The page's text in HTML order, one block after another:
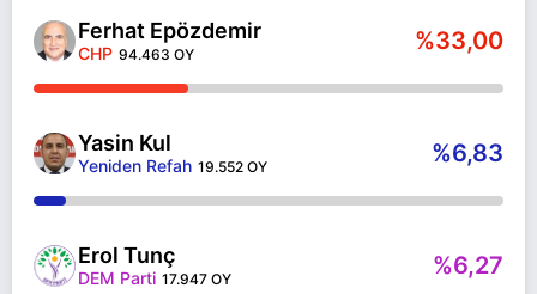
Ferhat Epözdemir
CHP 94.463 OY %33,00
Yasin Kul
Yeniden Refah 19.552 OY %6,83
Erol Tunç
DEM Parti 17.947 OY %6,27